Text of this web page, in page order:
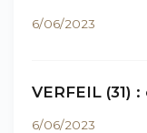
6/06/2023
VERFEIL (31)
6/06/2023